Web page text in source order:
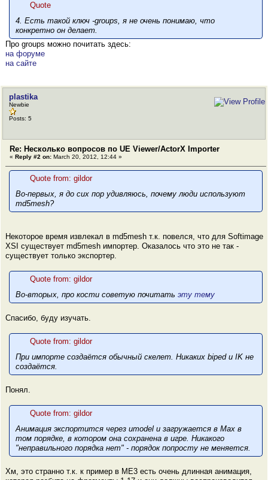
Quote
4. Есть такой ключ -groups, я не очень понимаю, что
конкретно он делает.
Про groups можно почитать здесь:
на форуме
на сайте
plastika
Newbie
Posts: 5
Re: Несколько вопросов по UE Viewer/ActorX Importer
« Reply #2 on: March 20, 2012, 12:44 »
Quote from: gildor
Во-первых, я до сих пор удивляюсь, почему люди используют
md5mesh?
Некоторое время извлекал в md5mesh т.к. повелся, что для Softimage
XSI существует md5mesh импортер. Оказалось что это не так -
существует только экспортер.
Quote from: gildor
Во-вторых, про кости советую почитать эту тему
Спасибо, буду изучать.
Quote from: gildor
При импорте создаётся обычный скелет. Никаких biped и IK не
создаётся.
Понял.
Quote from: gildor
Анимация экспортится через umodel и загружается в Max в
том порядке, в котором она сохранена в игре. Никакого
"неправильного порядка нет" - порядок попросту не меняется.
Хм, это странно т.к. к пример в ME3 есть очень длинная анимация,